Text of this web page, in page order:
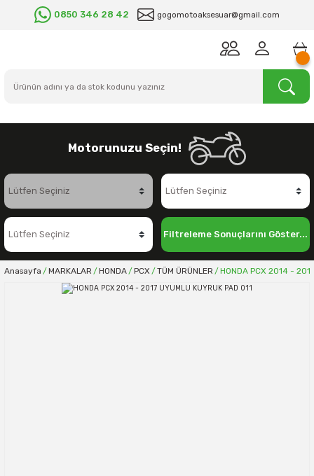
0850 346 28 42 gogomotoaksesuar@gmail.com
Motorunuzu Seçin!
Filtreleme Sonuçlarını Göster...
Anasayfa MARKALAR HONDA PCX TÜM ÜRÜNLER HONDA PCX 2014 -